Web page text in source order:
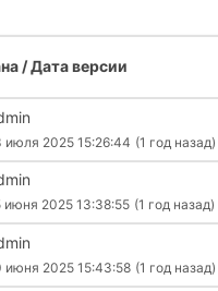
/ Дата версии
июля 2025 15:26:44 (1 год назад)
июня 2025 13:38:55 (1 год назад)
июня 2025 15:43:58 (1 год назад)